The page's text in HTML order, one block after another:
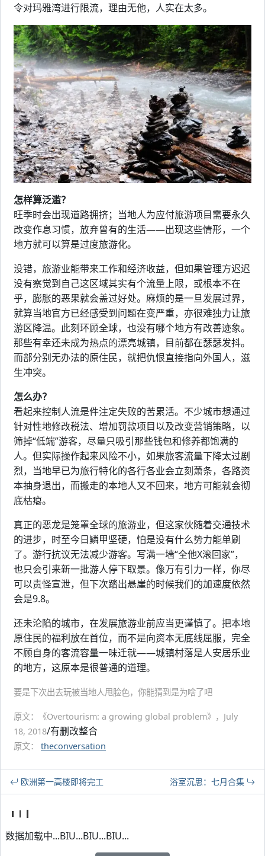
令对玛雅湾进行限流，理由无他，人实在太多。
怎样算泛滥？
旺季时会出现道路拥挤；当地人为应付旅游项目需要永久
改变作息习惯，放弃曾有的生活——出现这些情形，一个
地方就可以算是过度旅游化。
没错，旅游业能带来工作和经济收益，但如果管理方迟迟
没有察觉到自己这区域其实有个流量上限，或根本不在
乎，膨胀的恶果就会盖过好处。麻烦的是一旦发展过界，
就算当地官方已经感受到问题在变严重，亦很难独力让旅
游区降温。此刻环顾全球，也没有哪个地方有改善迹象。
那些有幸还未成为热点的漂亮城镇，目前都在瑟瑟发抖。
而部分别无办法的原住民，就把仇恨直接指向外国人，滋
生冲突。
怎么办？
看起来控制人流是件注定失败的苦累活。不少城市想通过
针对性地修改税法、增加罚款项目以及改变营销策略，以
筛掉“低端”游客，尽量只吸引那些钱包和修养都饱满的
人。但实际操作起来风险不小，如果旅客流量下降太过剧
烈，当地早已为旅行特化的各行各业会立刻萧条，各路资
本抽身退出，而搬走的本地人又不回来，地方可能就会彻
底枯瘪。
真正的恶龙是笼罩全球的旅游业，但这家伙随着交通技术
的进步，时至今日鳞甲坚硬，怕是没有什么势力能单刷
了。游行抗议无法减少游客。写满一墙“全他X滚回家”，
也只会引来新一批游人停下取景。像万有引力一样，你尽
可以责怪宣泄，但下次踏出悬崖的时候我们的加速度依然
会是9.8。
还未沦陷的城市，在发展旅游业前应当更谨慎了。把本地
原住民的福利放在首位，而不是向资本无底线屈服，完全
不顾自身的客流容量一味迁就——城镇村落是人安居乐业
的地方，这原本是很普通的道理。
要是下次出去玩被当地人甩脸色，你能猜到是为啥了吧
原文：《Overtourism: a growing global problem》，July
18, 2018/有删改整合
原文： theconversation
欧洲第一高楼即将完工 浴室沉思：七月合集
数据加载中...BIU...BIU...BIU...